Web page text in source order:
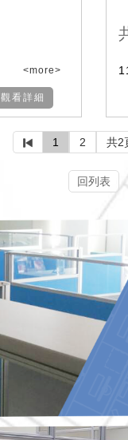
<more>
觀看詳細
1 2 共2
回列表